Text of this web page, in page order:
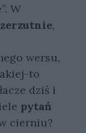
W
,
wersu,
to
dziś i
pytań
cierniu?